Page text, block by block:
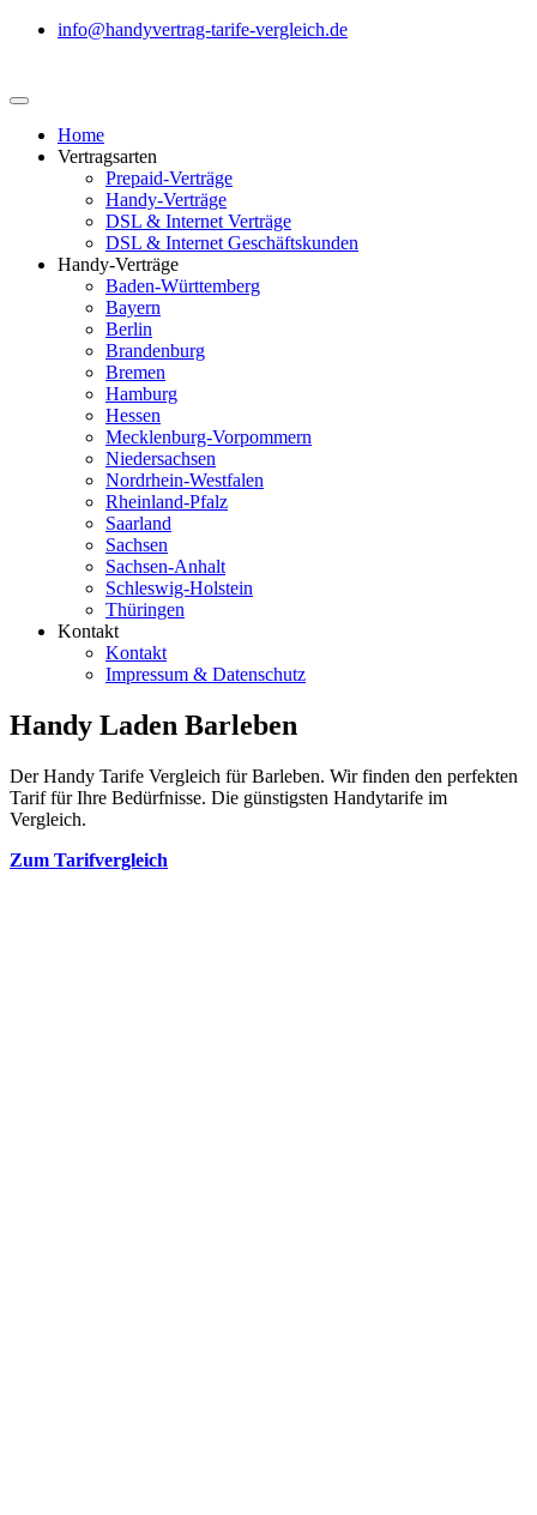
info@handyvertrag-tarife-vergleich.de
Home
Vertragsarten
Prepaid-Verträge
Handy-Verträge
DSL & Internet Verträge
DSL & Internet Geschäftskunden
Handy-Verträge
Baden-Württemberg
Bayern
Berlin
Brandenburg
Bremen
Hamburg
Hessen
Mecklenburg-Vorpommern
Niedersachsen
Nordrhein-Westfalen
Rheinland-Pfalz
Saarland
Sachsen
Sachsen-Anhalt
Schleswig-Holstein
Thüringen
Kontakt
Kontakt
Impressum & Datenschutz
Handy Laden Barleben
Der Handy Tarife Vergleich für Barleben. Wir finden den perfekten
Tarif für Ihre Bedürfnisse. Die günstigsten Handytarife im
Vergleich.
Zum Tarifvergleich